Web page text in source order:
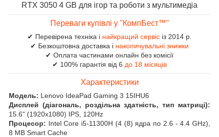
RTX 3050 4 GB для ігор та роботи з мультимедіа
Переваги купівлі у "КомпБест™"
✔ Перевірена техніка і найкращий сервіс із 2014 р.
✔ Безкоштовна доставка і накопичувальні знижки
✔ Оплата частинами онлайн без комісії
✔ 100% гарантія від 6 до 18 місяців
Характеристики
Модель: Lenovo IdeaPad Gaming 3 15IHU6
Дисплей (діагональ, роздільна здатність, тип матриці):
15.6" (1920x1080) IPS, 120Hz
Процесор: Intel Core i5-11300H (4 (8) ядра по 2.6 - 4.4 GHz),
8 MB Smart Cache